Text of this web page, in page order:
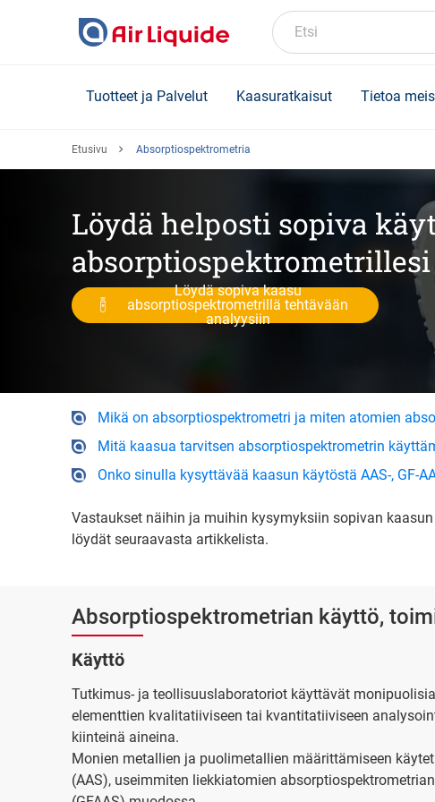
Etsi
Tuotteet ja Palvelut Kaasuratkaisut Tietoa
Etusivu Absorptiospektrometria
Löydä helposti sopiva
absorptiospektrometrillesi
Löydä sopiva kaasu
absorptiospektrometrillä tehtävään
analyysiin
Mikä on absorptiospektrometri ja miten atomien
Mitä kaasua tarvitsen absorptiospektrometrin
Onko sinulla kysyttävää kaasun käytöstä AAS-, GF-
Vastaukset näihin ja muihin kysymyksiin sopivan
löydät seuraavasta artikkelista.
Absorptiospektrometrian käyttö,
Käyttö
Tutkimus- ja teollisuuslaboratoriot käyttävät
elementtien kvalitatiiviseen tai kvantitatiiviseen
kiinteinä aineina.
Monien metallien ja puolimetallien määrittämiseen
(AAS), useimmiten liekkiatomien